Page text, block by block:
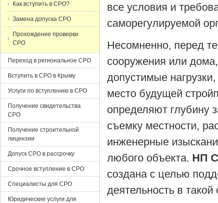
все условия и
саморегулируемой
Несомненно, перед
сооружения или
допустимые
место будущей
определяют глубину
съемку местности,
инженерные
любого объекта. НП
создана с целью
деятельность в
Как вступить в СРО?
Замена допуска СРО
Прохождение проверки
СРО
Переход в региональное СРО
Вступить в СРО в Крыму
Услуги по вступлению в СРО
Получение свидетельства
СРО
Получение строительной
лицензии
Допуск СРО в рассрочку
Срочное вступление в СРО
Специалисты для СРО
Юридические услуги для